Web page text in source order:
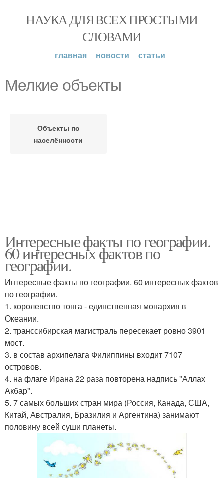
НАУКА ДЛЯ ВСЕХ ПРОСТЫМИ
СЛОВАМИ
главная новости статьи
Мелкие объекты
Объекты по
населённости
Интересные факты по географии.
60 интересных фактов по
географии.
Интересные факты по географии. 60 интересных фактов
по географии.
1. королевство тонга - единственная монархия в
Океании.
2. транссибирская магистраль пересекает ровно 3901
мост.
3. в состав архипелага Филиппины входит 7107
островов.
4. на флаге Ирана 22 раза повторена надпись "Аллах
Акбар".
5. 7 самых больших стран мира (Россия, Канада, США,
Китай, Австралия, Бразилия и Аргентина) занимают
половину всей суши планеты.